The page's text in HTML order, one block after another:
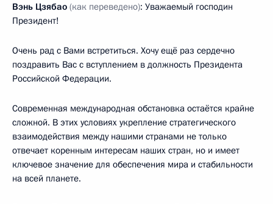
Вэнь Цзябао (как переведено): Уважаемый господин
Президент!
Очень рад с Вами встретиться. Хочу ещё раз сердечно
поздравить Вас с вступлением в должность Президента
Российской Федерации.
Современная международная обстановка остаётся крайне
сложной. В этих условиях укрепление стратегического
взаимодействия между нашими странами не только
отвечает коренным интересам наших стран, но и имеет
ключевое значение для обеспечения мира и стабильности
на всей планете.